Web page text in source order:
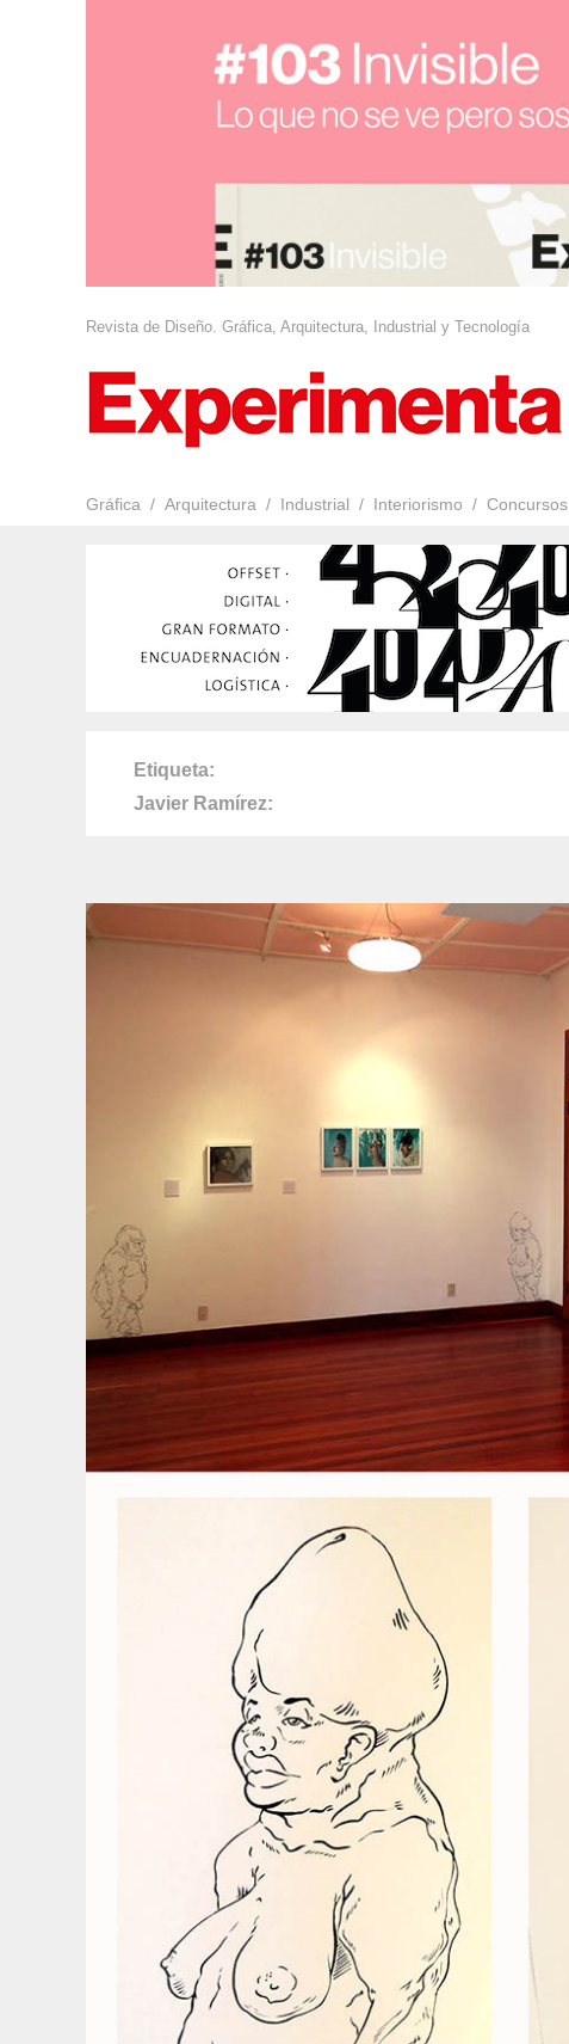
Revista de Diseño. Gráfica, Arquitectura, Industrial y Tecnología
Gráfica Arquitectura Industrial Interiorismo Concursos
Etiqueta
Javier Ramírez